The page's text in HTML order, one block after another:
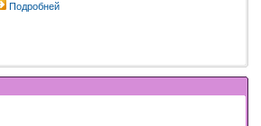
Подробней